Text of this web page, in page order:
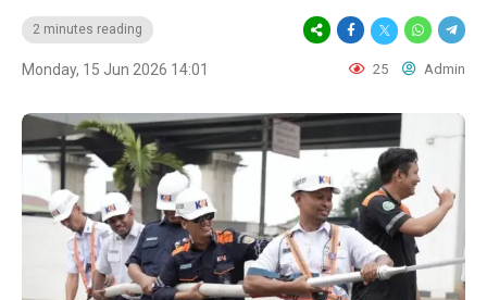
2 minutes reading
Monday, 15 Jun 2026 14:01 25 Admin